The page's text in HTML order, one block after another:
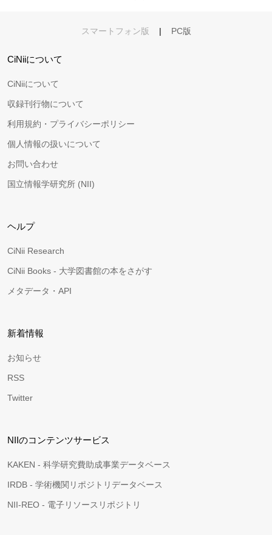
スマートフォン版 | PC版
CiNiiについて
CiNiiについて
収録刊行物について
利用規約・プライバシーポリシー
個人情報の扱いについて
お問い合わせ
国立情報学研究所 (NII)
ヘルプ
CiNii Research
CiNii Books - 大学図書館の本をさがす
メタデータ・API
新着情報
お知らせ
RSS
Twitter
NIIのコンテンツサービス
KAKEN - 科学研究費助成事業データベース
IRDB - 学術機関リポジトリデータベース
NII-REO - 電子リソースリポジトリ